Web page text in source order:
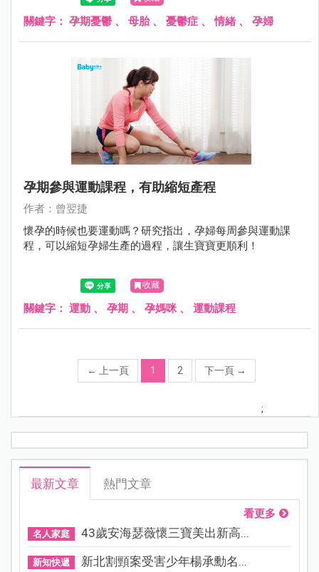
孩子，哪來那麼多心事！整天在家只會哭！問她怎麼了又不
講！」。聽完了媽媽的一番話，小妮的頭似乎又垂得更低了
關鍵字： 孕期憂鬱 、 母胎、 憂鬱症 、情緒 、 孕婦
孕期參與運動課程，有助縮短產程
作者：曾翌捷
懷孕的時候也要運動嗎？研究指出，孕婦每周參與運動課
程，可以縮短孕婦生產的過程，讓生寶寶更順利！
收藏
關鍵字： 運動 、 孕期 、 孕媽咪、 運動課程
← 上一頁 1 2 下一頁 →
;
最新文章 熱門文章
看更多
名人家庭 43歲安海瑟薇懷三寶美出新高...
新知快遞 新北割頸案受害少年楊承勳名...